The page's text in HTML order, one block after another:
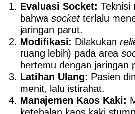
Evaluasi Socket: Teknisi
bahwa socketterlalu
jaringan parut.
Modifikasi: Dilakukan
ruang lebih) pada area
bertemu dengan jaringan
Latihan Ulang: Pasien
menit, lalu istirahat.
Manajemen Kaos Kaki:
ketebalan kaos kaki